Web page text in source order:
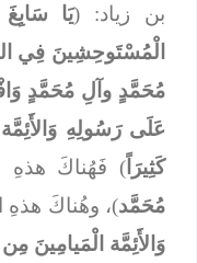
بن زياد: ( يَا سَابِغَ
الْمُسْتَوحِشِينَ فِي
مُحَمَّدٍ وآلِ مُحَمَّدٍ
عَلَى رَسُولِهِ
كَثِيرَاً ) فَهُناكَ هذهِ
مُحَمَّد)، وهُناكَ هذهِ
وَالأَئِمَّة الْمَيامِينَ